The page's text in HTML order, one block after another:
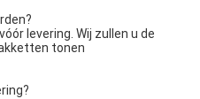
levering. Wij zullen u de
tonen